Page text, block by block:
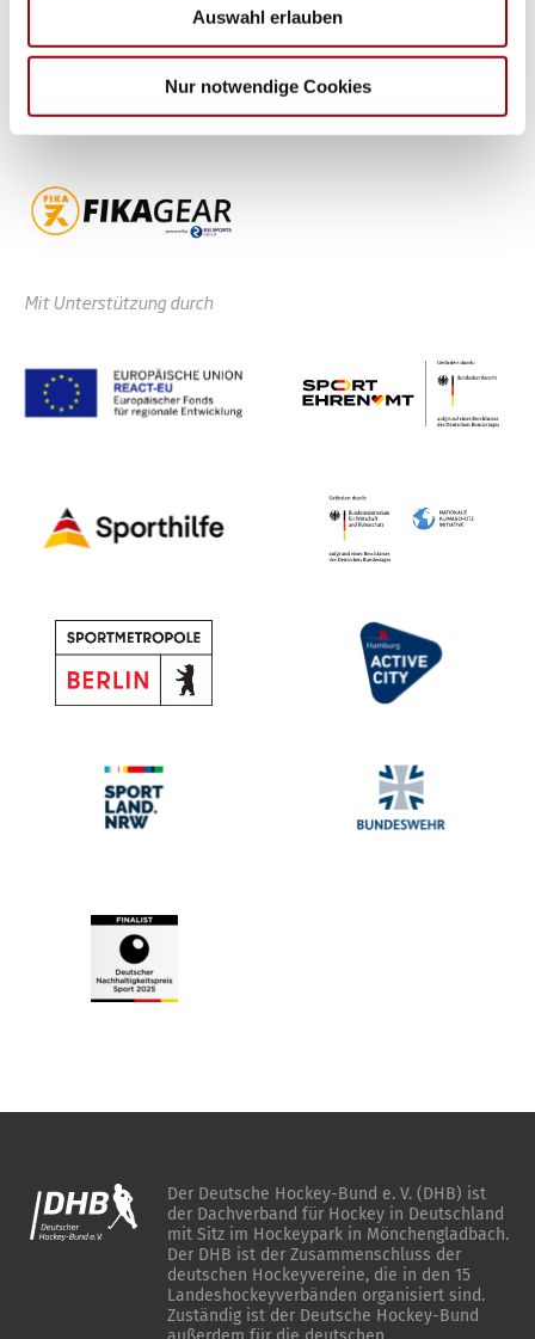
Partner führen diese Informationen möglicherweise mit
weiteren Daten zusammen, die Sie ihnen bereitgestellt
haben oder die sie im Rahmen Ihrer Nutzung der Dienste
Auswahl erlauben
Nur notwendige Cookies
Mit Unterstützung durch
Der Deutsche Hockey-Bund e. V. (DHB) ist
der Dachverband für Hockey in Deutschland
mit Sitz im Hockeypark in Mönchengladbach.
Der DHB ist der Zusammenschluss der
deutschen Hockeyvereine, die in den 15
Landeshockeyverbänden organisiert sind.
Zuständig ist der Deutsche Hockey-Bund